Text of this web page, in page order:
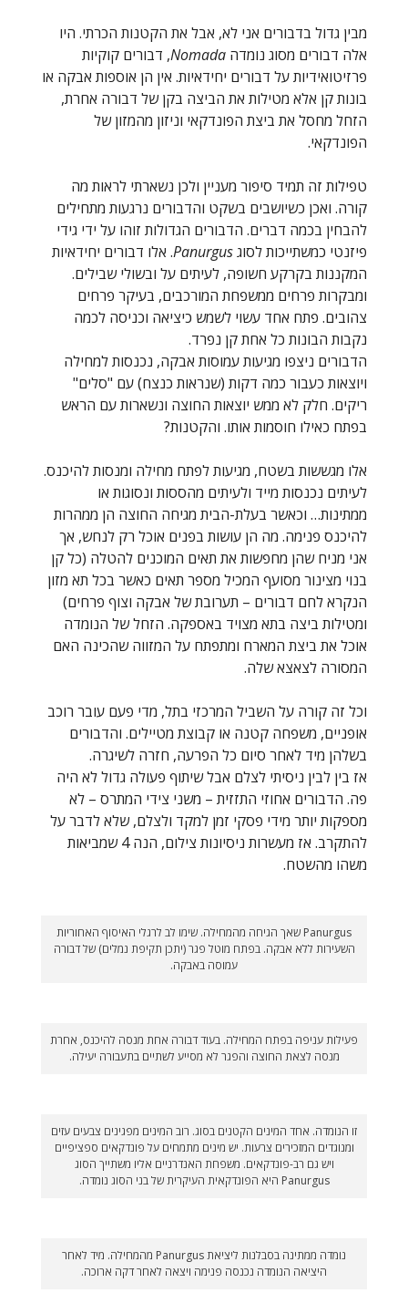
מבין גדול בדבורים אני לא, אבל את הקטנות הכרתי. היו
אלה דבורים מסוג נומדה Nomada, דבורים קוקיות
פרזיטואידיות על דבורים יחידאיות. אין הן אוספות אבקה או
בונות קן אלא מטילות את הביצה בקן של דבורה אחרת,
הזחל מחסל את ביצת הפונדקאי וניזון מהמזון של
הפונדקאי.
טפילות זה תמיד סיפור מעניין ולכן נשארתי לראות מה
קורה. ואכן כשיושבים בשקט והדבורים נרגעות מתחילים
להבחין בכמה דברים. הדבורים הגדולות זוהו על ידי גידי
פיזנטי כמשתייכות לסוגPanurgus. אלו דבורים יחידאיות
המקננות בקרקע חשופה, לעיתים על ובשולי שבילים.
ומבקרות פרחים ממשפחת המורכבים, בעיקר פרחים
צהובים. פתח אחד עשוי לשמש כיציאה וכניסה לכמה
נקבות הבונות כל אחת קן נפרד.
הדבורים ניצפו מגיעות עמוסות אבקה, נכנסות למחילה
ויוצאות כעבור כמה דקות (שנראות כנצח) עם "סלים"
ריקים. חלק לא ממש יוצאות החוצה ונשארות עם הראש
בפתח כאילו חוסמות אותו. והקטנות?
אלו מגששות בשטח, מגיעות לפתח מחילה ומנסות להיכנס.
לעיתים נכנסות מייד ולעיתים מהססות ונסוגות או
ממתינות… וכאשר בעלת-הבית מגיחה החוצה הן ממהרות
להיכנס פנימה. מה הן עושות בפנים אוכל רק לנחש, אך
אני מניח שהן מחפשות את תאים המוכנים להטלה (כל קן
בנוי מצינור מסועף המכיל מספר תאים כאשר בכל תא מזון
הנקרא לחם דבורים – תערובת של אבקה וצוף פרחים)
ומטילות ביצה בתא מצויד באספקה. הזחל של הנומדה
אוכל את ביצת המארח ומתפתח על המזווה שהכינה האם
המסורה לצאצא שלה.
וכל זה קורה על השביל המרכזי בתל, מדי פעם עובר רוכב
אופניים, משפחה קטנה או קבוצת מטיילים. והדבורים
בשלהן מיד לאחר סיום כל הפרעה, חזרה לשיגרה.
אז בין לבין ניסיתי לצלם אבל שיתוף פעולה גדול לא היה
פה. הדבורים אחוזי התזזית – משני צידי המתרס – לא
מספקות יותר מידי פסקי זמן למקד ולצלם, שלא לדבר על
להתקרב. אז מעשרות ניסיונות צילום, הנה 4 שמביאות
משהו מהשטח.
Panurgus שאך הגיחה מהמחילה. שימו לב לרגלי האיסוף האחוריות
השעירות ללא אבקה. בפתח מוטל פגר (יתכן תקיפת נמלים) של דבורה
עמוסה באבקה.
פעילות עניפה בפתח המחילה. בעוד דבורה אחת מנסה להיכנס, אחרת
מנסה לצאת החוצה והפגר לא מסייע לשתיים בתעבורה יעילה.
זו הנומדה. אחד המינים הקטנים בסוג. רוב המינים מפגינים צבעים עזים
ומנוגדים המזכירים צרעות. יש מינים מתמחים על פונדקאים ספציפיים
ויש גם רב-פונדקאים. משפחת האנדרניים אליו משתייך הסוג
Panurgus היא הפונדקאית העיקרית של בני הסוג נומדה.
נומדה ממתינה בסבלנות ליציאת Panurgus מהמחילה. מיד לאחר
היציאה הנומדה נכנסה פנימה ויצאה לאחר דקה ארוכה.